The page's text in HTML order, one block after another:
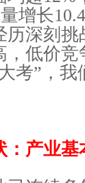
增长
历深刻
，低价
考”，
：产业